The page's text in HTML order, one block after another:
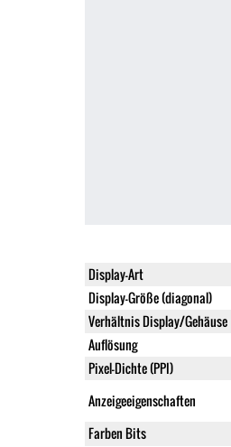
Display-Art
Display-Größe (diagonal)
Verhältnis Display/Gehäuse
Auflösung
Pixel-Dichte (PPI)
Anzeigeeigenschaften
Farben Bits